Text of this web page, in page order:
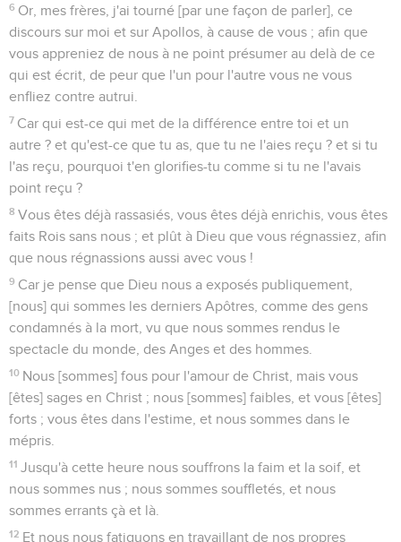
6 Or, mes frères, j'ai tourné [par une façon de parler], ce
discours sur moi et sur Apollos, à cause de vous ; afin que
vous appreniez de nous à ne point présumer au delà de ce
qui est écrit, de peur que l'un pour l'autre vous ne vous
enfliez contre autrui.
7 Car qui est-ce qui met de la différence entre toi et un
autre ? et qu'est-ce que tu as, que tu ne l'aies reçu ? et si tu
l'as reçu, pourquoi t'en glorifies-tu comme si tu ne l'avais
point reçu ?
8 Vous êtes déjà rassasiés, vous êtes déjà enrichis, vous êtes
faits Rois sans nous ; et plût à Dieu que vous régnassiez, afin
que nous régnassions aussi avec vous !
9 Car je pense que Dieu nous a exposés publiquement,
[nous] qui sommes les derniers Apôtres, comme des gens
condamnés à la mort, vu que nous sommes rendus le
spectacle du monde, des Anges et des hommes.
10 Nous [sommes] fous pour l'amour de Christ, mais vous
[êtes] sages en Christ ; nous [sommes] faibles, et vous [êtes]
forts ; vous êtes dans l'estime, et nous sommes dans le
mépris.
11 Jusqu'à cette heure nous souffrons la faim et la soif, et
nous sommes nus ; nous sommes souffletés, et nous
sommes errants çà et là.
12 Et nous nous fatiguons en travaillant de nos propres